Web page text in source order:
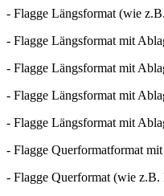
- Flagge Längsformat (wie
- Flagge Längsformat mit
- Flagge Längsformat mit
- Flagge Längsformat mit
- Flagge Längsformat mit
- Flagge Querformatformat
- Flagge Querformat (wie z.B.